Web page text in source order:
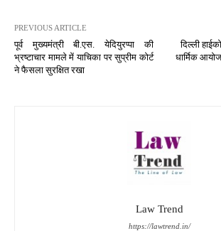
PREVIOUS ARTICLE
पूर्व मुख्यमंत्री बी.एस. येदियुरप्पा की
भ्रष्टाचार मामले में याचिका पर सुप्रीम कोर्ट
ने फैसला सुरक्षित रखा
दिल्ली
धार्मिक
Law Trend
https://lawtrend.in/